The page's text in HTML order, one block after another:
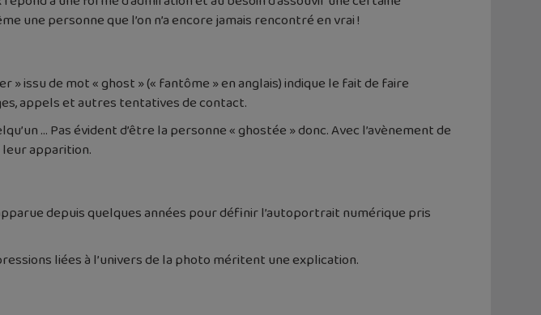
une personne que l’on n’a encore jamais rencontré en vrai !
issu de mot « ghost » (« fantôme » en anglais) indique le fait de faire
appels et autres tentatives de contact.
… Pas évident d’être la personne « ghostée » donc. Avec l’avènement de
apparition.
depuis quelques années pour définir l’autoportrait numérique pris
liées à l’univers de la photo méritent une explication.